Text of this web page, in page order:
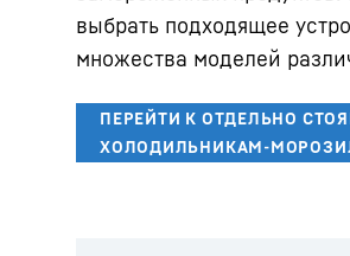
выбрать подходящее
множества моделей